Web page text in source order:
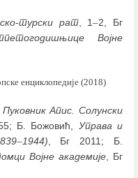
турски рат, 1–2, Бг
Војне
енциклопедије (2018)
Пуковник Апис. Солунски
Б. Божовић, Управа и
–1944) , Бг 2011; Б.
Војне академије , Бг